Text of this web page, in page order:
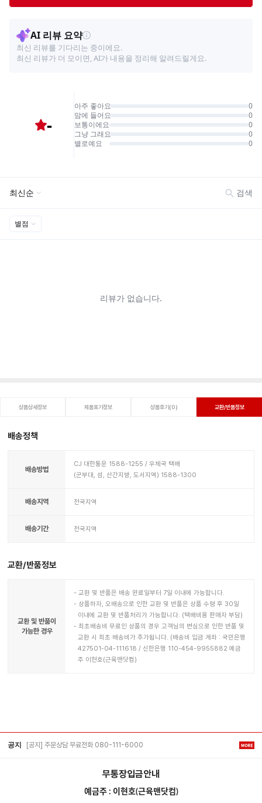
상품상세정보 제품표기정보 상품후기(0) 교환/반품정보
배송정책
배송방법
CJ 대한통운 1588-1255 / 우체국 택배
(군부대, 섬, 산간지방, 도서지역) 1588-1300
배송지역 전국지역
배송기간 전국지역
교환/반품정보
교환 및 반품이
가능한 경우
교환 및 반품은 배송 완료일부터 7일 이내에 가능합니다.
상품하자, 오배송으로 인한 교환 및 반품은 상품 수령 후 30일
이내에 교환 및 반품처리가 가능합니다. (택배비용 판매자 부담)
최초배송비 무료인 상품의 경우 고객님의 변심으로 인한 반품 및
교환 시 최초 배송비가 추가됩니다. (배송비 입금 계좌 : 국민은행
427501-04-111618 / 신한은행 110-454-9955882 예금
주 이현호(근육맨닷컴)
공지 [공지] 주문상담 무료전화 080-111-6000
무통장입금안내
예금주 : 이현호(근육맨닷컴)